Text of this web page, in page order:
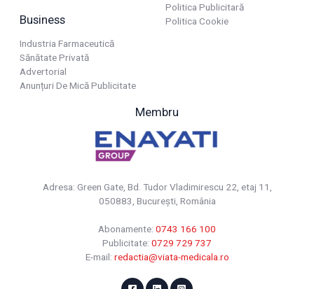
Business
Industria Farmaceutică
Sănătate Privată
Advertorial
Anunțuri De Mică Publicitate
Politica Publicitară
Politica Cookie
Membru
Adresa: Green Gate, Bd. Tudor Vladimirescu 22, etaj 11,
050883, Bucureşti, România
Abonamente: 0743 166 100
Publicitate: 0729 729 737
E-mail: redactia@viata-medicala.ro